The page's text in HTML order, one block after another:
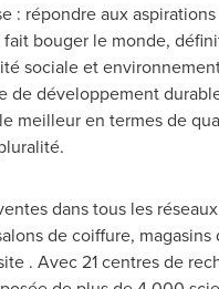
: répondre aux
bouger le monde,
sociale et
de développement
meilleur en termes de
dans tous les
de coiffure, magasins
. Avec 21 centres de